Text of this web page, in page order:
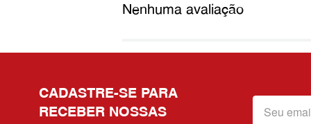
Nenhuma avaliação
CADASTRE-SE PARA
RECEBER NOSSAS